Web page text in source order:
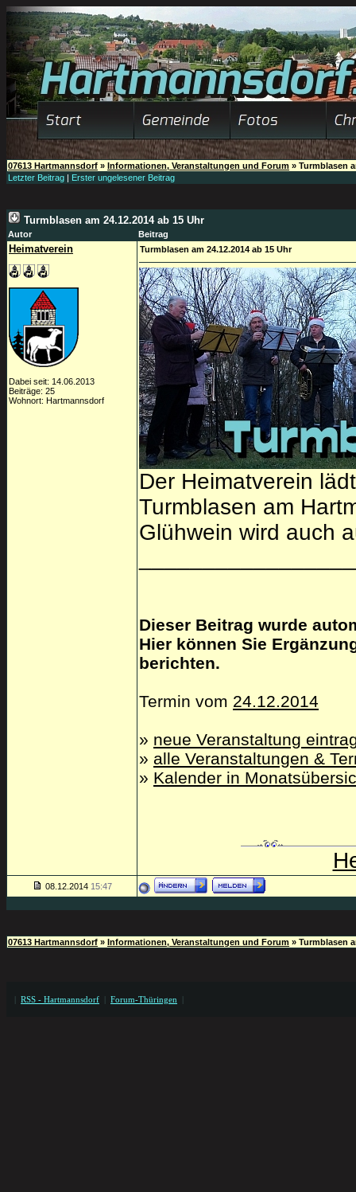
07613 Hartmannsdorf » Informationen, Veranstaltungen und Forum » Turmblasen
Letzter Beitrag | Erster ungelesener Beitrag
Turmblasen am 24.12.2014 ab 15 Uhr
Autor Beitrag
Heimatverein
Dabei seit: 14.06.2013
Beiträge: 25
Wohnort: Hartmannsdorf
Turmblasen am 24.12.2014 ab 15 Uhr
Der Heimatverein
Turmblasen am
Glühwein wird auch
Dieser Beitrag wurde
Hier können Sie
berichten.
Termin vom 24.12.2014
» neue Veranstaltung
» alle Veranstaltungen &
» Kalender in
08.12.2014 15:47
07613 Hartmannsdorf » Informationen, Veranstaltungen und Forum » Turmblasen
| RSS - Hartmannsdorf | Forum-Thüringen |